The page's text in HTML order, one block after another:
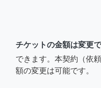
チケットの金額は変更
できます。本契約（依
額の変更は可能です。